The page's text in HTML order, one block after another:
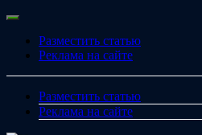
Перейти
содержимому
Меню
Разместить статью
Реклама на сайте
Разместить статью
Реклама на сайте